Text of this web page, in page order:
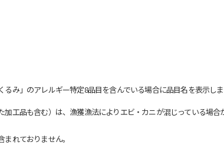
み」のアレルギー特定8品目を含んでいる場合に品目名を表示しま
工品も含む）は、漁獲漁法によりエビ・カニが混じっている場
れておりません。